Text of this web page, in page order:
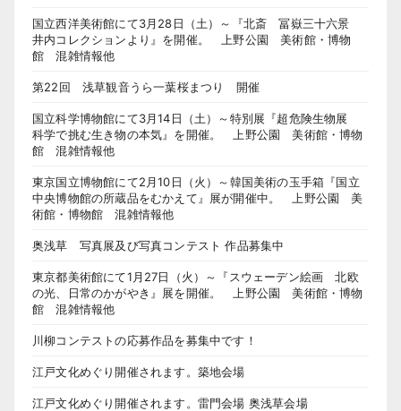
国立西洋美術館にて3月28日（土）～『北斎 冨嶽三十六景
井内コレクションより』を開催。 上野公園 美術館・博物
館 混雑情報他
第22回 浅草観音うら一葉桜まつり 開催
国立科学博物館にて3月14日（土）～特別展『超危険生物展
科学で挑む生き物の本気』を開催。 上野公園 美術館・博物
館 混雑情報他
東京国立博物館にて2月10日（火）～韓国美術の玉手箱『国立
中央博物館の所蔵品をむかえて』展が開催中。 上野公園 美
術館・博物館 混雑情報他
奥浅草 写真展及び写真コンテスト 作品募集中
東京都美術館にて1月27日（火）～『スウェーデン絵画 北欧
の光、日常のかがやき』展を開催。 上野公園 美術館・博物
館 混雑情報他
川柳コンテストの応募作品を募集中です！
江戸文化めぐり開催されます。築地会場
江戸文化めぐり開催されます。雷門会場 奥浅草会場